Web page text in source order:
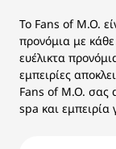
Το Fans of M.O.
προνόμια με
ευέλικτα
εμπειρίες
Fans of M.O. σας
spa και εμπειρία